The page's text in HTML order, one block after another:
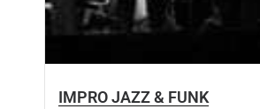
IMPRO JAZZ & FUNK